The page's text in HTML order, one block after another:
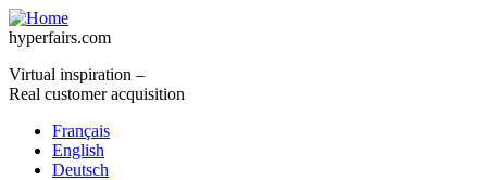
Skip to main content
hyperfairs.com
Virtual inspiration –
Real customer acquisition
Français
English
Deutsch